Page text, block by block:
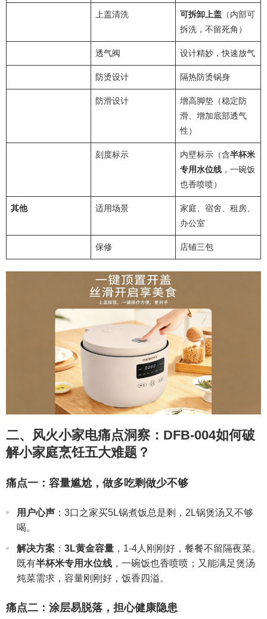
上盖清洗 可拆卸上盖 （内部可
拆洗，不留死角）
透气阀 设计精妙，快速放气
防烫设计 隔热防烫锅身
防滑设计
增高脚垫（稳定防
滑、增加底部透气
性）
刻度标示 内壁标示（含半杯米
专用水位线 ，一碗饭
也香喷喷）
其他 适用场景
家庭、宿舍、租房、
办公室
保修 店铺三包
二、风火小家电痛点洞察：DFB-004如何破
解小家庭烹饪五大难题？
痛点一：容量尴尬，做多吃剩做少不够
用户心声 ：3口之家买5L锅煮饭总是剩，2L锅煲汤又不够
喝。
解决方案 ： 3L黄金容量 ，1-4人刚刚好，餐餐不留隔夜菜。
既有半杯米专用水位线 ，一碗饭也香喷喷；又能满足煲汤
炖菜需求，容量刚刚好，饭香四溢。
痛点二：涂层易脱落，担心健康隐患